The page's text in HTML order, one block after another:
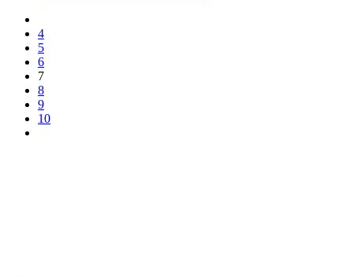
4
5
6
7
8
9
10